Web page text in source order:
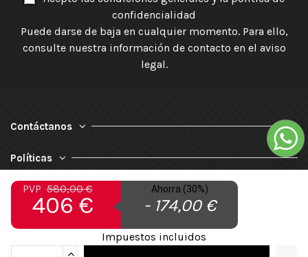
PVP580,00 €
406 €
Ahorra (30%)
- 174,00 €
Impuestos incluidos
confidencialidad
Puede darse de baja en cualquier momento. Para ello,
consulte nuestra información de contacto en el aviso
legal.
Contáctanos
Políticas
Nuestra Empresa